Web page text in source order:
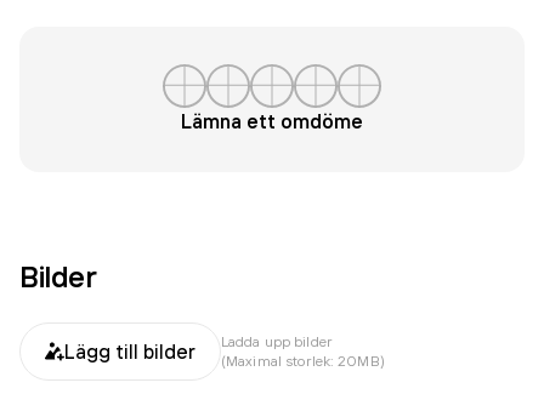
Lämna ett omdöme
Bilder
Lägg till bilder
Ladda upp bilder
(Maximal storlek: 20MB)